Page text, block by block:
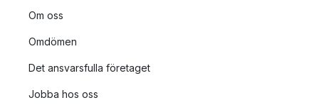
Om oss
Omdömen
Det ansvarsfulla företaget
Jobba hos oss